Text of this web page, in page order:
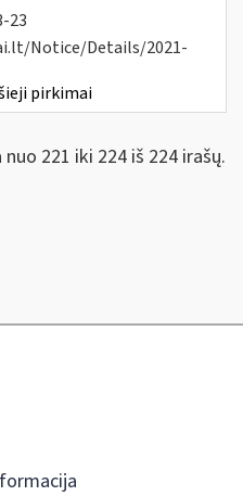
23
Notice/Details/2021-
pirkimai
221 iki 224 iš 224 irašų.